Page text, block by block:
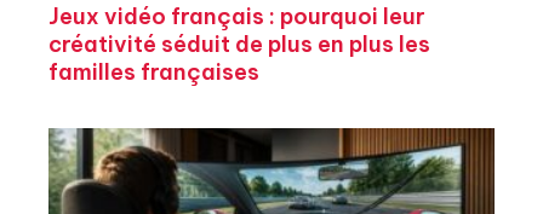
Jeux vidéo français : pourquoi leur
créativité séduit de plus en plus les
familles françaises